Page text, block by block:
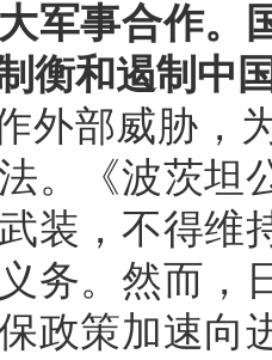
军事合作。
衡和遏制中
外部威胁，
。《波茨坦
装，不得维
务。然而，
政策加速向